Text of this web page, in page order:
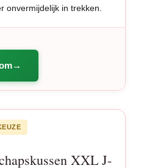
onvermijdelijk in trekken.
XXL J-